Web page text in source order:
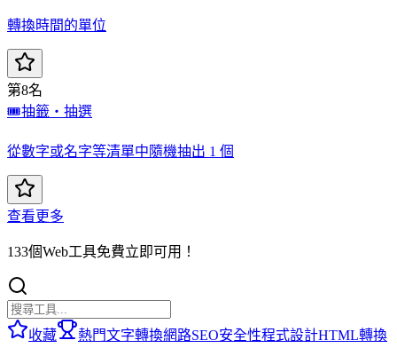
轉換時間的單位
第8名
🎟️抽籤・抽選
從數字或名字等清單中隨機抽出 1 個
查看更多
133個Web工具免費立即可用！
收藏 熱門文字轉換網路SEO安全性程式設計HTML轉換